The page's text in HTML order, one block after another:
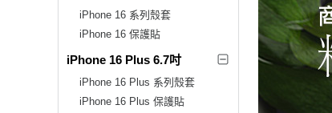
iPhone 16 系列殼套
iPhone 16 保護貼
iPhone 16 Plus 6.7吋
iPhone 16 Plus 系列殼套
iPhone 16 Plus 保護貼